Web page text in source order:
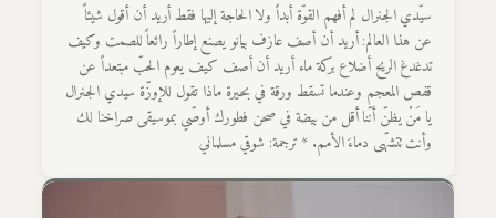
سيّدي الجنرال لم أفهم القوّة أبداً ولا الحاجة إليها فقط أريد أن أقول شيئاً
عن هذا العالم: أريد أن أصف عازف بيانو يصنع إطاراً رائعاً للصمت وكيف
تدغدغ الريح أضلاع بركة ماء أريد أن أصف كيف يعوم الحبّ مبتعداً عن
قفص المعجم وعندما تسقط ورقة في بحيرة ماذا تقول للإوزّة سيدي الجنرال
يا مَنْ يظنّ أنّنا أقل من بيضة في صحن فطورك أوصّي بموسيقى صراخنا لك
وأنت تتشهّى دماءَ الأمم. * ترجمة: شوقي مسلماني